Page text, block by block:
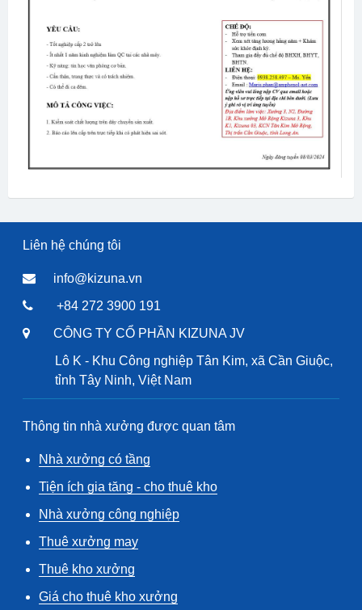
Liên hệ chúng tôi
info@kizuna.vn
+84 272 3900 191
CÔNG TY CỔ PHẦN KIZUNA JV
Lô K - Khu Công nghiệp Tân Kim, xã Cần Giuộc,
tỉnh Tây Ninh, Việt Nam
Thông tin nhà xưởng được quan tâm
Nhà xưởng có tầng
Tiện ích gia tăng - cho thuê kho
Nhà xưởng công nghiệp
Thuê xưởng may
Thuê kho xưởng
Giá cho thuê kho xưởng